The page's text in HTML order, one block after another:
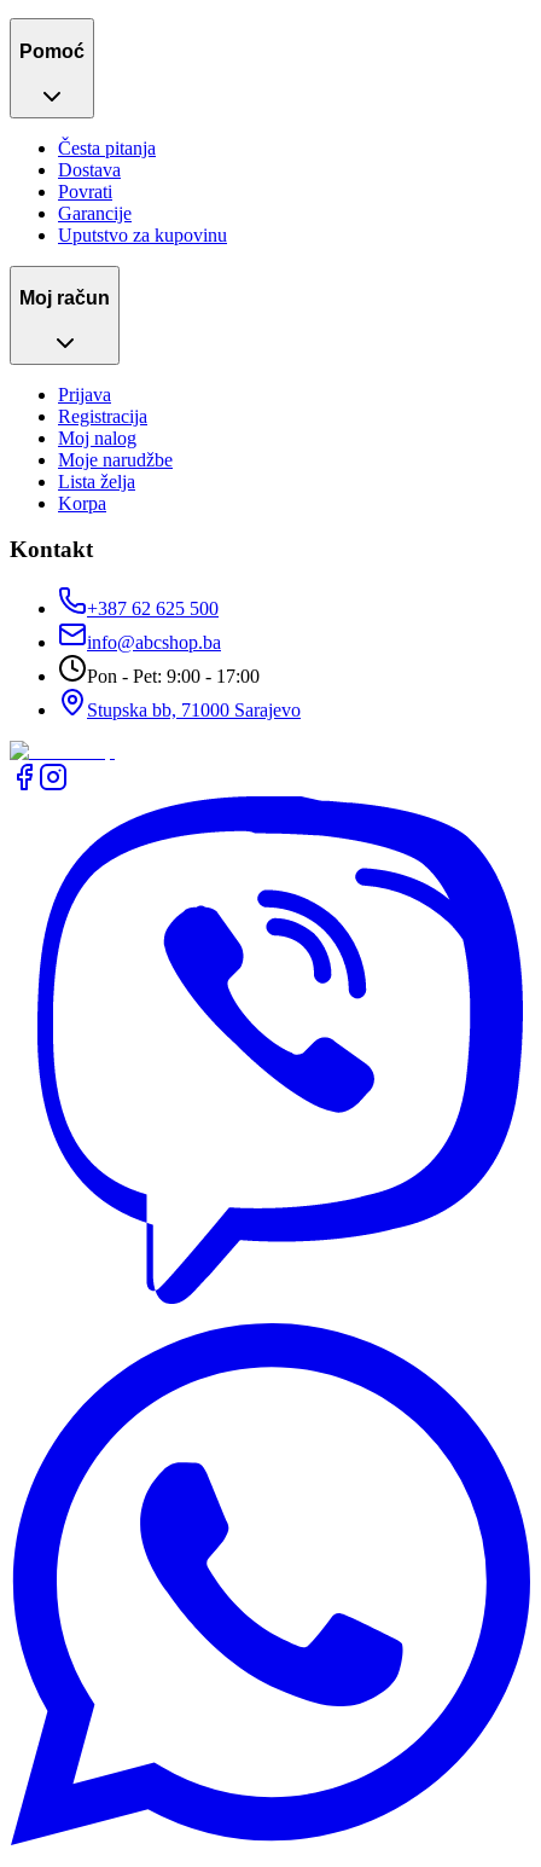
Pomoć
Česta pitanja
Dostava
Povrati
Garancije
Uputstvo za kupovinu
Moj račun
Prijava
Registracija
Moj nalog
Moje narudžbe
Lista želja
Korpa
Kontakt
+387 62 625 500
info@abcshop.ba
Pon - Pet: 9:00 - 17:00
Stupska bb, 71000 Sarajevo